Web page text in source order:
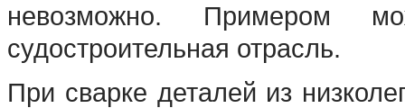
невозможно. Примером
судостроительная отрасль.
При сварке деталей из